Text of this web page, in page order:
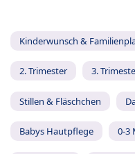
Kinderwunsch &
2. Trimester 3.
Stillen & Fläschchen
Babys Hautpflege 0-3